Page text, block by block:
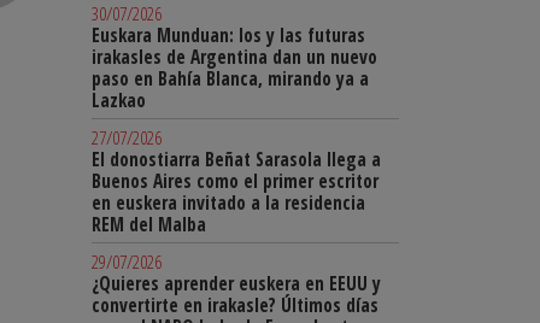
30/07/2026
Euskara Munduan: los y las futuras
irakasles de Argentina dan un nuevo
paso en Bahía Blanca, mirando ya a
Lazkao
27/07/2026
El donostiarra Beñat Sarasola llega a
Buenos Aires como el primer escritor
en euskera invitado a la residencia
REM del Malba
29/07/2026
¿Quieres aprender euskera en EEUU y
convertirte en irakasle? Últimos días